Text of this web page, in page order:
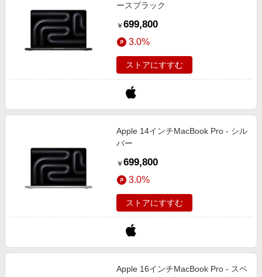
スポーツ・アウトドア・ゴルフ
インテリア・寝具
ペット・花・DIY・車
金融・マネー・保険
ビジネス・その他サービス
旅行特集
わくわく夏特集
Apple公式サイト×楽天カード分割払い
Samsung ボーナスキャンペーン
ースブラック
￥ 699,800
3.0%
ストアにすすむ
Apple 14インチMacBook Pro - シル
バー
￥ 699,800
3.0%
ストアにすすむ
Apple 16インチMacBook Pro - スペ